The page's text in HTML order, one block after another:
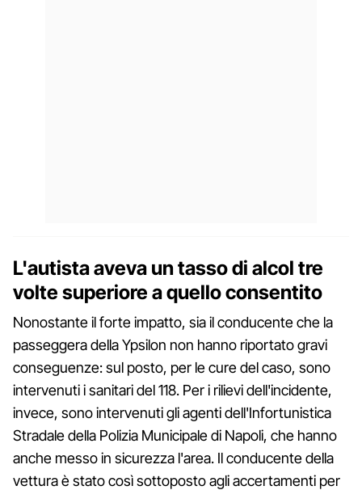
L'autista aveva un tasso di alcol tre
volte superiore a quello consentito
Nonostante il forte impatto, sia il conducente che la
passeggera della Ypsilon non hanno riportato gravi
conseguenze: sul posto, per le cure del caso, sono
intervenuti i sanitari del 118. Per i rilievi dell'incidente,
invece, sono intervenuti gli agenti dell'Infortunistica
Stradale della Polizia Municipale di Napoli, che hanno
anche messo in sicurezza l'area. Il conducente della
vettura è stato così sottoposto agli accertamenti per